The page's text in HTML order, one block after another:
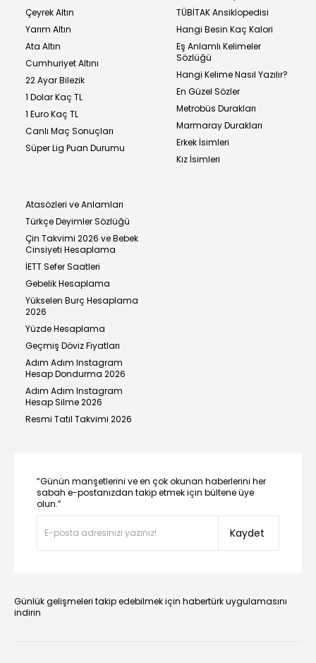
Çeyrek Altın
Yarım Altın
Ata Altın
Cumhuriyet Altını
22 Ayar Bilezik
1 Dolar Kaç TL
1 Euro Kaç TL
Canlı Maç Sonuçları
Süper Lig Puan Durumu
TÜBİTAK Ansiklopedisi
Hangi Besin Kaç Kalori
Eş Anlamlı Kelimeler
Sözlüğü
Hangi Kelime Nasıl Yazılır?
En Güzel Sözler
Metrobüs Durakları
Marmaray Durakları
Erkek İsimleri
Kız İsimleri
Atasözleri ve Anlamları
Türkçe Deyimler Sözlüğü
Çin Takvimi 2026 ve Bebek
Cinsiyeti Hesaplama
İETT Sefer Saatleri
Gebelik Hesaplama
Yükselen Burç Hesaplama
2026
Yüzde Hesaplama
Geçmiş Döviz Fiyatları
Adım Adım Instagram
Hesap Dondurma 2026
Adım Adım Instagram
Hesap Silme 2026
Resmi Tatil Takvimi 2026
“Günün manşetlerini ve en çok okunan haberlerini her
sabah e-postanızdan takip etmek için bültene üye
olun.”
Kaydet
Günlük gelişmeleri takip edebilmek için habertürk uygulamasını
indirin